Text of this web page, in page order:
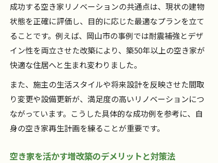
空き家増改築で資産価値を高めた工夫とは
空き家リフォーム補助金を活用した事例紹
介
リフォーム費用と暮らしやすさを両立する空き
空き家リフォーム費用を抑える具体的な工
夫
空き家の暮らしやすさ向上と費用の最適化
空き家再生で重視したい断熱・耐震リフォ
成功する空き家リノベーションの共通点は、現状の建物
状態を正確に評価し、目的に応じた最適なプランを立て
ることです。例えば、岡山市の事例では耐震補強とデザ
イン性を両立させた改築により、築50年以上の空き家が
快適な住居へと生まれ変わりました。
また、施主の生活スタイルや将来設計を反映させた間取
り変更や設備更新が、満足度の高いリノベーションにつ
ながっています。こうした具体的な成功例を参考に、自
身の空き家再生計画を練ることが重要です。
空き家を活かす増改築のデメリットと対策法